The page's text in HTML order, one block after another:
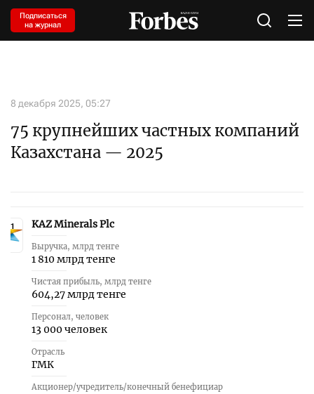
Подписаться
на журнал
8 декабря 2025, 05:27
75 крупнейших частных компаний
Казахстана — 2025
1 KAZ Minerals Plc
Выручка, млрд тенге
1 810 млрд тенге
Чистая прибыль, млрд тенге
604,27 млрд тенге
Персонал, человек
13 000 человек
Отрасль
ГМК
Акционер/учредитель/конечный бенефициар